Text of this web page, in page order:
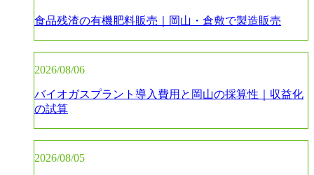
食品残渣の有機肥料販売｜岡山・倉敷で製造販売
2026/08/06
バイオガスプラント導入費用と岡山の採算性｜収益化
の試算
2026/08/05